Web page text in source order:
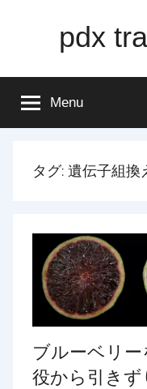
pdx
Menu
タグ: 遺伝子組換
ブルーベリ
役から引き